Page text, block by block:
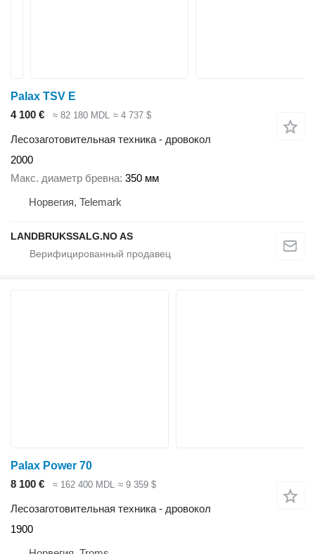
Palax TSV E
4 100 €
≈ 82 180 MDL ≈ 4 737 $
Лесозаготовительная техника - дровокол
2000
Макс. диаметр бревна 350 мм
Норвегия, Telemark
LANDBRUKSSALG.NO AS
Palax Power 70
8 100 €
≈ 162 400 MDL ≈ 9 359 $
Лесозаготовительная техника - дровокол
1900